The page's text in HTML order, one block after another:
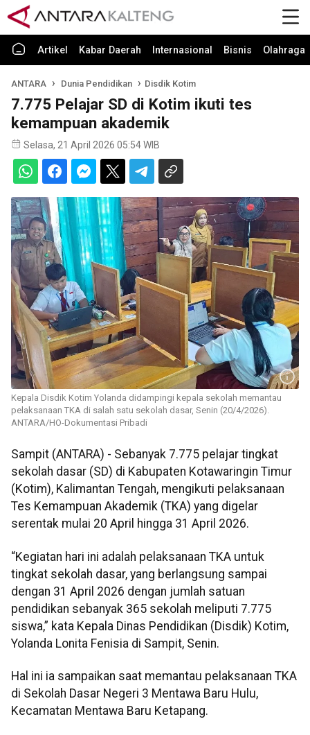
Artikel Kabar Daerah Internasional Bisnis Olahraga
ANTARA Dunia Pendidikan Disdik Kotim
7.775 Pelajar SD di Kotim ikuti tes
kemampuan akademik
Selasa, 21 April 2026 05:54 WIB
Kepala Disdik Kotim Yolanda didampingi kepala sekolah memantau
pelaksanaan TKA di salah satu sekolah dasar, Senin (20/4/2026).
ANTARA/HO-Dokumentasi Pribadi
Sampit (ANTARA) - Sebanyak 7.775 pelajar tingkat
sekolah dasar (SD) di Kabupaten Kotawaringin Timur
(Kotim), Kalimantan Tengah, mengikuti pelaksanaan
Tes Kemampuan Akademik (TKA) yang digelar
serentak mulai 20 April hingga 31 April 2026.
“Kegiatan hari ini adalah pelaksanaan TKA untuk
tingkat sekolah dasar, yang berlangsung sampai
dengan 31 April 2026 dengan jumlah satuan
pendidikan sebanyak 365 sekolah meliputi 7.775
siswa,” kata Kepala Dinas Pendidikan (Disdik) Kotim,
Yolanda Lonita Fenisia di Sampit, Senin.
Hal ini ia sampaikan saat memantau pelaksanaan TKA
di Sekolah Dasar Negeri 3 Mentawa Baru Hulu,
Kecamatan Mentawa Baru Ketapang.